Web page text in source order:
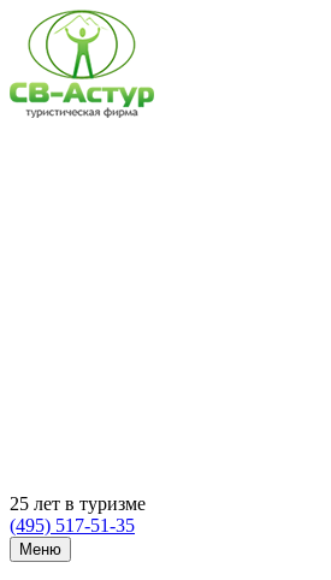
25 лет в туризме
(495) 517-51-35
Меню